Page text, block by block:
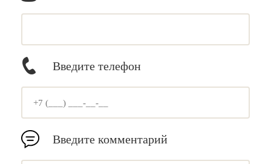
Введите телефон
Введите комментарий